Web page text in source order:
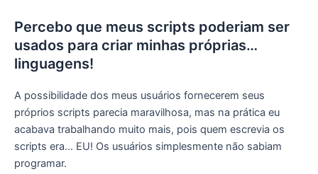
Percebo que meus scripts poderiam ser
usados para criar minhas próprias…
linguagens!
A possibilidade dos meus usuários fornecerem seus
próprios scripts parecia maravilhosa, mas na prática eu
acabava trabalhando muito mais, pois quem escrevia os
scripts era… EU! Os usuários simplesmente não sabiam
programar.